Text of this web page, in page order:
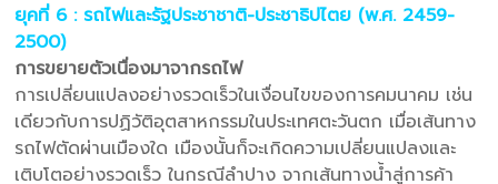
ยุคที่ 6 : รถไฟและรัฐประชาชาติ-ประชาธิปไตย (พ.ศ. 2459-
2500)
การขยายตัวเนื่องมาจากรถไฟ
การเปลี่ยนแปลงอย่างรวดเร็วในเงื่อนไขของการคมนาคม เช่น
เดียวกับการปฏิวัติอุตสาหกรรมในประเทศตะวันตก เมื่อเส้นทาง
รถไฟตัดผ่านเมืองใด เมืองนั้นก็จะเกิดความเปลี่ยนแปลงและ
เติบโตอย่างรวดเร็ว ในกรณีลำปาง จากเส้นทางน้ำสู่การค้า